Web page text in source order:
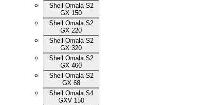
Shell Omala S2
GX 150
Shell Omala S2
GX 220
Shell Omala S2
GX 320
Shell Omala S2
GX 460
Shell Omala S2
GX 68
Shell Omala S4
GXV 150